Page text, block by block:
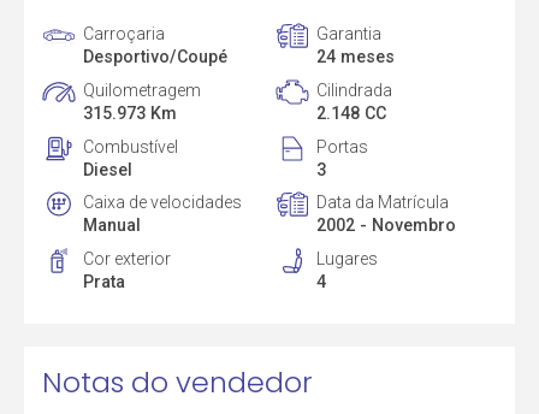
Carroçaria
Desportivo/Coupé
Garantia
24 meses
Quilometragem
315.973 Km
Cilindrada
2.148 CC
Combustível
Diesel
Portas
3
Caixa de velocidades
Manual
Data da Matrícula
2002 - Novembro
Cor exterior
Prata
Lugares
4
Notas do vendedor